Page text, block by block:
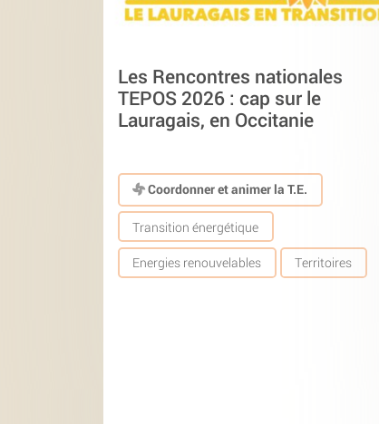
Les Rencontres nationales
TEPOS 2026 : cap sur le
Lauragais, en Occitanie
Coordonner et animer la T.E.
Transition énergétique
Energies renouvelables Territoires